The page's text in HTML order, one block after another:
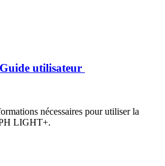
utilisateur
nécessaires pour utiliser la
LIGHT+.